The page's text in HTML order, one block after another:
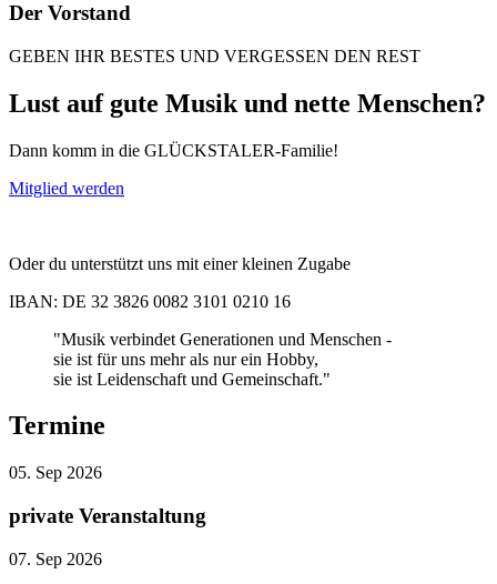
Der Vorstand
GEBEN IHR BESTES UND VERGESSEN DEN REST
Lust auf gute Musik und nette Menschen?
Dann komm in die GLÜCKSTALER-Familie!
Mitglied werden
Oder du unterstützt uns mit einer kleinen Zugabe
IBAN: DE 32 3826 0082 3101 0210 16
"Musik verbindet Generationen und Menschen -
sie ist für uns mehr als nur ein Hobby,
sie ist Leidenschaft und Gemeinschaft."
Termine
05. Sep 2026
private Veranstaltung
07. Sep 2026